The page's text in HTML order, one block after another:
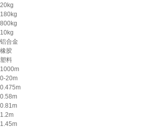
20kg
180kg
800kg
10kg
铝合金
橡胶
塑料
1000m
0-20m
0.475m
0.58m
0.81m
1.2m
1.45m